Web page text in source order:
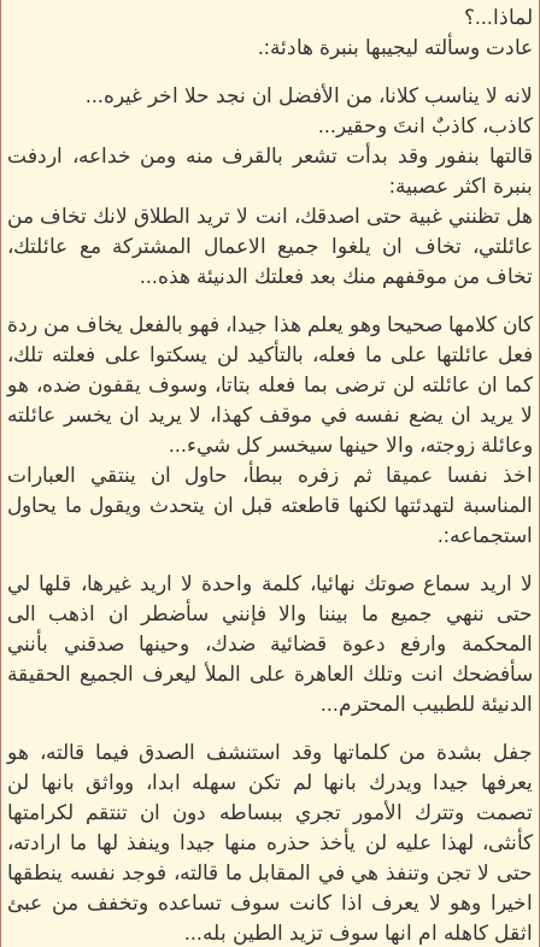
لماذا...؟
عادت وسألته ليجيبها بنبرة هادئة:.
لانه لا يناسب كلانا، من الأفضل ان نجد حلا اخر غيره...
كاذب، كاذبٌ انتَ وحقير...
قالتها بنفور وقد بدأت تشعر بالقرف منه ومن خداعه، اردفت
بنبرة اكثر عصبية:
هل تظنني غبية حتى اصدقك، انت لا تريد الطلاق لانك تخاف من
عائلتي، تخاف ان يلغوا جميع الاعمال المشتركة مع عائلتك،
تخاف من موقفهم منك بعد فعلتك الدنيئة هذه...
كان كلامها صحيحا وهو يعلم هذا جيدا، فهو بالفعل يخاف من ردة
فعل عائلتها على ما فعله، بالتأكيد لن يسكتوا على فعلته تلك،
كما ان عائلته لن ترضى بما فعله بتاتا، وسوف يقفون ضده، هو
لا يريد ان يضع نفسه في موقف كهذا، لا يريد ان يخسر عائلته
وعائلة زوجته، والا حينها سيخسر كل شيء...
اخذ نفسا عميقا ثم زفره ببطأ، حاول ان ينتقي العبارات
المناسبة لتهدئتها لكنها قاطعته قبل ان يتحدث ويقول ما يحاول
استجماعه:.
لا اريد سماع صوتك نهائيا، كلمة واحدة لا اريد غيرها، قلها لي
حتى ننهي جميع ما بيننا والا فإنني سأضطر ان اذهب الى
المحكمة وارفع دعوة قضائية ضدك، وحينها صدقني بأنني
سأفضحك انت وتلك العاهرة على الملأ ليعرف الجميع الحقيقة
الدنيئة للطبيب المحترم...
جفل بشدة من كلماتها وقد استنشف الصدق فيما قالته، هو
يعرفها جيدا ويدرك بانها لم تكن سهله ابدا، وواثق بانها لن
تصمت وتترك الأمور تجري ببساطه دون ان تنتقم لكرامتها
كأنثى، لهذا عليه لن يأخذ حذره منها جيدا وينفذ لها ما ارادته،
حتى لا تجن وتنفذ هي في المقابل ما قالته، فوجد نفسه ينطقها
اخيرا وهو لا يعرف اذا كانت سوف تساعده وتخفف من عبئ
اثقل كاهله ام انها سوف تزيد الطين بله...